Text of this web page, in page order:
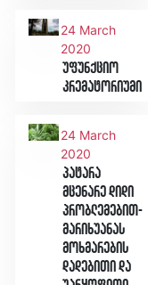
24 March
2020
უფუნქციო
კრემატორიუმი
24 March
2020
პატარა
მცენარე დიდი
პრობლემებით-
მარიხუანას
მოხმარების
დადებითი და